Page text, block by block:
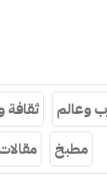
وعالم
مطبخ